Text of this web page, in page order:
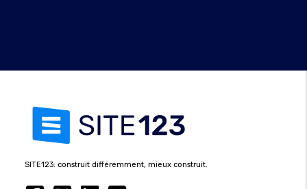
SITE123: construit différemment, mieux construit.